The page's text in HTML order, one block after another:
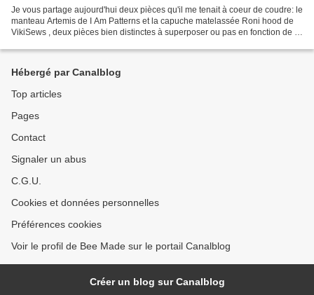
Je vous partage aujourd'hui deux pièces qu'il me tenait à coeur de coudre: le
manteau Artemis de I Am Patterns et la capuche matelassée Roni hood de
VikiSews , deux pièces bien distinctes à superposer ou pas en fonction de la
Hébergé par Canalblog
Top articles
Pages
Contact
Signaler un abus
C.G.U.
Cookies et données personnelles
Préférences cookies
Voir le profil de Bee Made sur le portail Canalblog
Créer un blog sur Canalblog